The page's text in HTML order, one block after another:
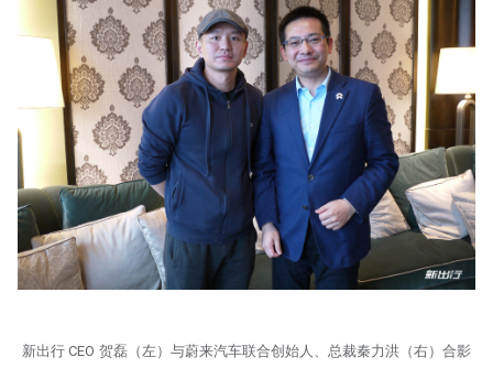
新出行 CEO 贺磊（左）与蔚来汽车联合创始人、总裁秦力洪（右）合影